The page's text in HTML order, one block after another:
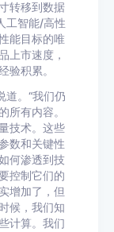
转移到数据
工智能/高性
能目标的唯
上市速度，
验积累。
道。“我们仍
所有内容。
技术。这些
数和关键性
何渗透到技
控制它们的
增加了，但
候，我们知
计算。我们